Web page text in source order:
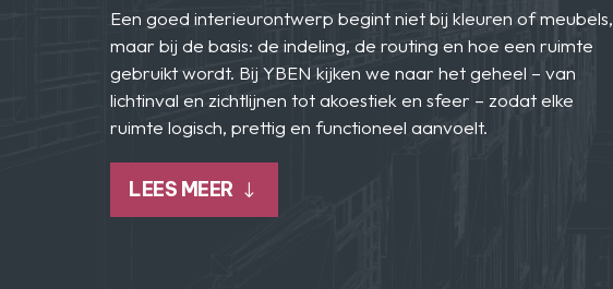
Een goed interieurontwerp begint niet bij kleuren of meubels,
maar bij de basis: de indeling, de routing en hoe een ruimte
gebruikt wordt. Bij YBEN kijken we naar het geheel – van
lichtinval en zichtlijnen tot akoestiek en sfeer – zodat elke
ruimte logisch, prettig en functioneel aanvoelt.
LEES MEER